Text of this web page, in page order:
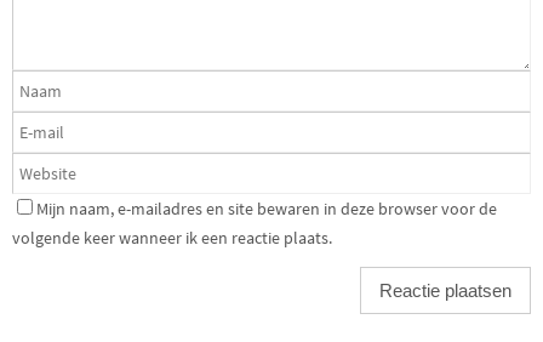
Mijn naam, e-mailadres en site bewaren in deze browser voor de
volgende keer wanneer ik een reactie plaats.